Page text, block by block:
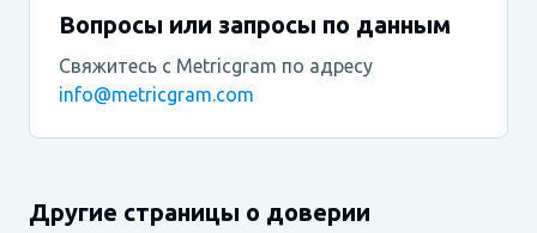
Вопросы или запросы по данным
Свяжитесь с Metricgram по адресу
info@metricgram.com
Другие страницы о доверии